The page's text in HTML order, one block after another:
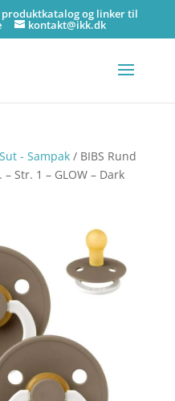
produktkatalog og linker til
kontakt@ikk.dk
- Sampak/ BIBS Rund
Str. 1 – GLOW – Dark